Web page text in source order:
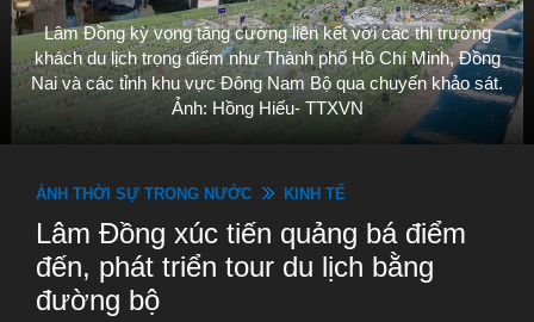
Lâm Đồng kỳ vọng tăng cường liên kết với các thị trường
khách du lịch trọng điểm như Thành phố Hồ Chí Minh, Đồng
Nai và các tỉnh khu vực Đông Nam Bộ qua chuyến khảo sát.
Ảnh: Hồng Hiếu- TTXVN
ẢNH THỜI SỰ TRONG NƯỚC KINH TẾ
Lâm Đồng xúc tiến quảng bá điểm
đến, phát triển tour du lịch bằng
đường bộ